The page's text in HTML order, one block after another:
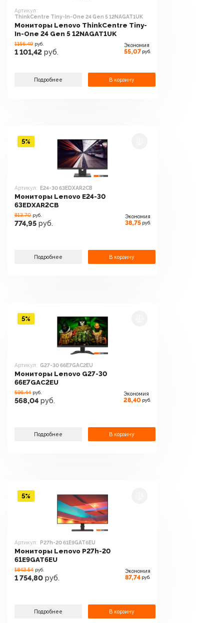
Артикул:
ThinkCentre Tiny-In-One 24 Gen 5 12NAGAT1UK
Мониторы Lenovo ThinkCentre Tiny-
In-One 24 Gen 5 12NAGAT1UK
1156.49 руб.
1 101,42 руб.
Экономия
55,07 руб.
Подробнее В корзину
Артикул: E24-30 63EDXAR2CB
Мониторы Lenovo E24-30
63EDXAR2CB
813.70 руб.
774,95 руб.
Экономия
38,75 руб.
Подробнее В корзину
5%
Артикул: G27-30 66E7GAC2EU
Мониторы Lenovo G27-30
66E7GAC2EU
596.44 руб.
568,04 руб.
Экономия
28,40 руб.
Подробнее В корзину
5%
Артикул: P27h-20 61E9GAT6EU
Мониторы Lenovo P27h-20
61E9GAT6EU
1842.54 руб.
1 754,80 руб.
Экономия
87,74 руб.
Подробнее В корзину
5%